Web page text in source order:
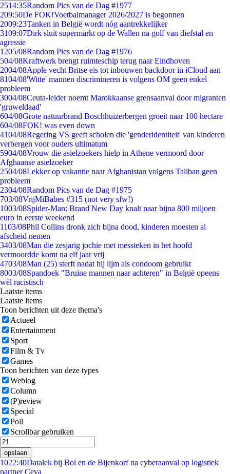
2514:35Random Pics van de Dag #1977
209:50De FOK!Voetbalmanager 2026/2027 is begonnen
2009:23Tanken in België wordt nóg aantrekkelijker
3109:07Dirk sluit supermarkt op de Wallen na golf van diefstal en
agressie
1205/08Random Pics van de Dag #1976
504/08Kraftwerk brengt ruimteschip terug naar Eindhoven
2004/08Apple vecht Britse eis tot inbouwen backdoor in iCloud aan
8104/08'Witte' mannen discrimineren is volgens OM geen enkel
probleem
3004/08Ceuta-leider noemt Marokkaanse grensaanval door migranten
'gruweldaad'
604/08Grote natuurbrand Boschhuizerbergen groeit naar 100 hectare
604/08FOK! was even down
4104/08Regering VS geeft scholen die 'genderidentiteit' van kinderen
verbergen voor ouders ultimatum
5904/08Vrouw die asielzoekers hielp in Athene vermoord door
Afghaanse asielzoeker
2504/08Lekker op vakantie naar Afghanistan volgens Taliban geen
probleem
2304/08Random Pics van de Dag #1975
703/08VrijMiBabes #315 (not very sfw!)
1003/08Spider-Man: Brand New Day knalt naar bijna 800 miljoen
euro in eerste weekend
1103/08Phil Collins dronk zich bijna dood, kinderen moesten al
afscheid nemen
3403/08Man die zesjarig jochie met messteken in het hoofd
vermoordde komt na elf jaar vrij
4703/08Man (25) sterft nadat hij lijm als condoom gebruikt
8003/08Spandoek "Bruine mannen naar achteren" in België opeens
wèl racistisch
Laatste items
Laatste items
Toon berichten uit deze thema's
Actueel
Entertainment
Sport
Film & Tv
Games
Toon berichten van deze types
Weblog
Column
(P)review
Special
Poll
Scrollbar gebruiken
opslaan
1022:40Datalek bij Bol en de Bijenkorf na cyberaanval op logistiek
partner Ceva